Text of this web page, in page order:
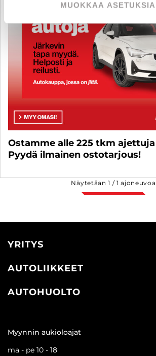
MUOKKAA ASETUKSIA
Ostamme alle 225 tkm
Pyydä ilmainen ostotarjous!
Näytetään1 /1 ajoneuvoa
YRITYS
AUTOLIIKKEET
AUTOHUOLTO
Myynnin aukioloajat
ma - pe 10 - 18